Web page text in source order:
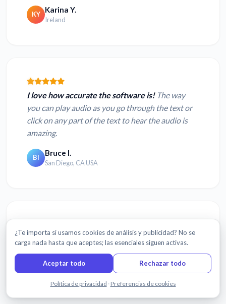
KY Karina Y.
Ireland
I love how accurate the software is!The way
you can play audio as you go through the text or
click on any part of the text to hear the audio is
amazing.
BI Bruce I.
San Diego, CA USA
The transcription was fast and accurate.
Chanthaburi, Thailand
Chatea con nosotros
¿Te importa si usamos cookies de análisis y publicidad? No se
carga nada hasta que aceptes; las esenciales siguen activas.
Aceptar todo Rechazar todo
Política de privacidad · Preferencias de cookies